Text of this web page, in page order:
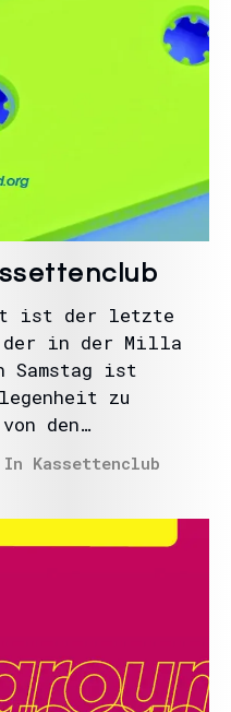
ist der letzte
der in der Milla
Samstag ist
zu
den…
In Kassettenclub